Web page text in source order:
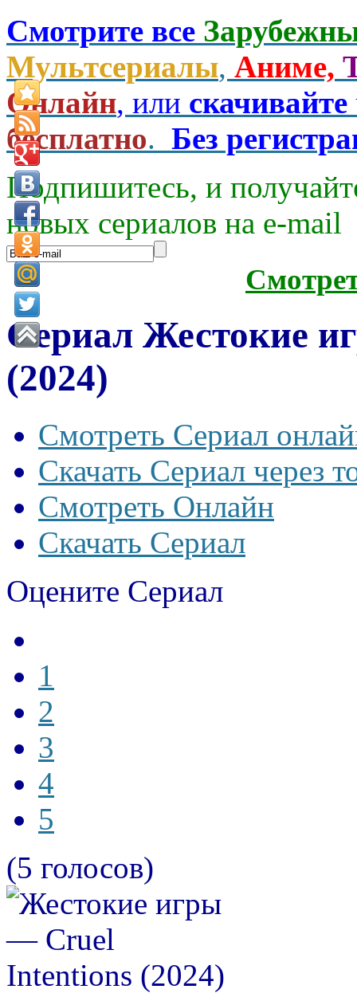
Смотрите все
Мультсериалы, Аниме,
Онлайн, или скачивайте
бесплатно. Без
Подпишитесь, и
новых сериалов на e-mаil
Сериал Жестокие
(2024)
Смотреть Сериал
Скачать Сериал через
Смотреть Онлайн
Скачать Сериал
Оцените Сериал
1
2
3
4
5
(5 голосов)